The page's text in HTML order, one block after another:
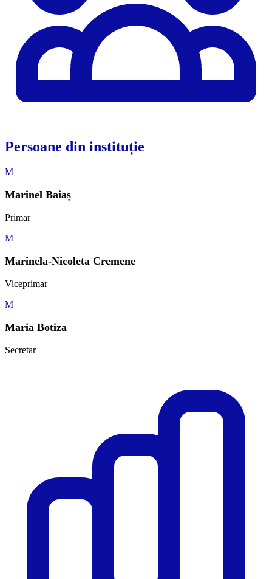
Persoane din instituție
M
Marinel Baiaș
Primar
M
Marinela-Nicoleta Cremene
Viceprimar
M
Maria Botiza
Secretar